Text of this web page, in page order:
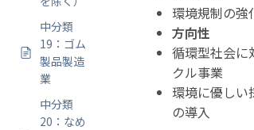
中分類
19：ゴム
製品製造
業
中分類
20：なめ
環境規制の強
方向性
循環型社会に
クル事業
環境に優しい
の導入